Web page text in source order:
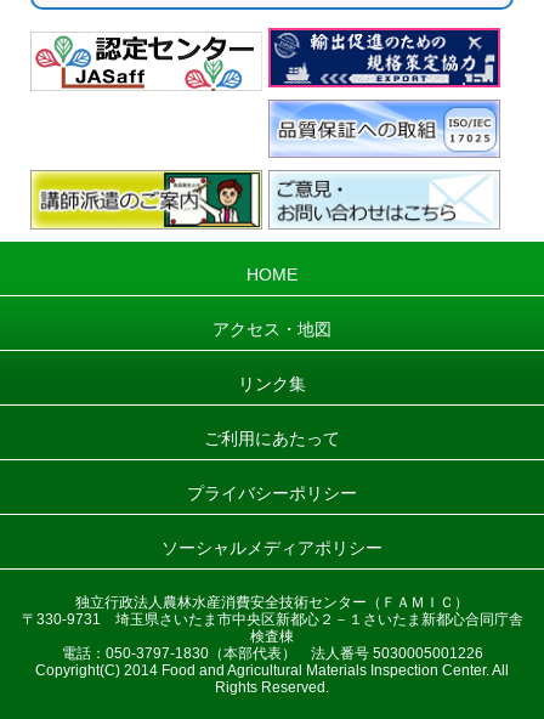
HOME
アクセス・地図
リンク集
ご利用にあたって
プライバシーポリシー
ソーシャルメディアポリシー
独立行政法人農林水産消費安全技術センター（ＦＡＭＩＣ）
〒330-9731 埼玉県さいたま市中央区新都心２－１さいたま新都心合同庁舎
検査棟
電話：050-3797-1830（本部代表） 法人番号 5030005001226
Copyright(C) 2014 Food and Agricultural Materials Inspection Center. All
Rights Reserved.